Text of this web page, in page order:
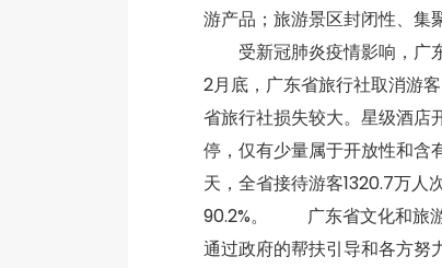
游产品；旅游景区封闭性、集
受新冠肺炎疫情影响，广
2月底，广东省旅行社取消游
省旅行社损失较大。星级酒店
停，仅有少量属于开放性和含
天，全省接待游客1320.7万
90.2%。 广东省文化和旅游
通过政府的帮扶引导和各方努